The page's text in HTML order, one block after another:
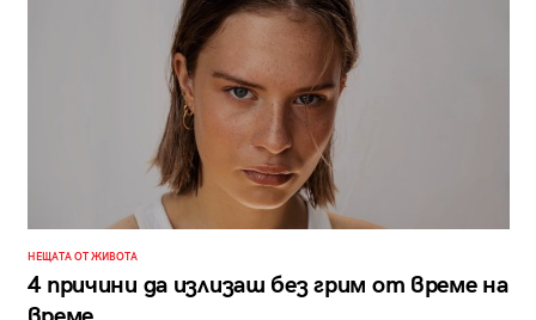
НЕЩАТА ОТ ЖИВОТА
4 причини да излизаш без грим от време на